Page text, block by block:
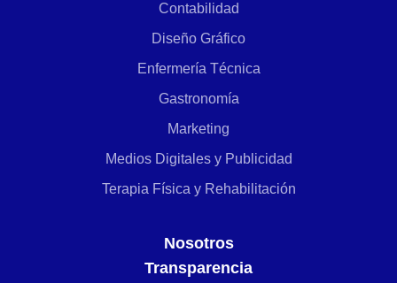
Contabilidad
Diseño Gráfico
Enfermería Técnica
Gastronomía
Marketing
Medios Digitales y Publicidad
Terapia Física y Rehabilitación
Nosotros
Transparencia